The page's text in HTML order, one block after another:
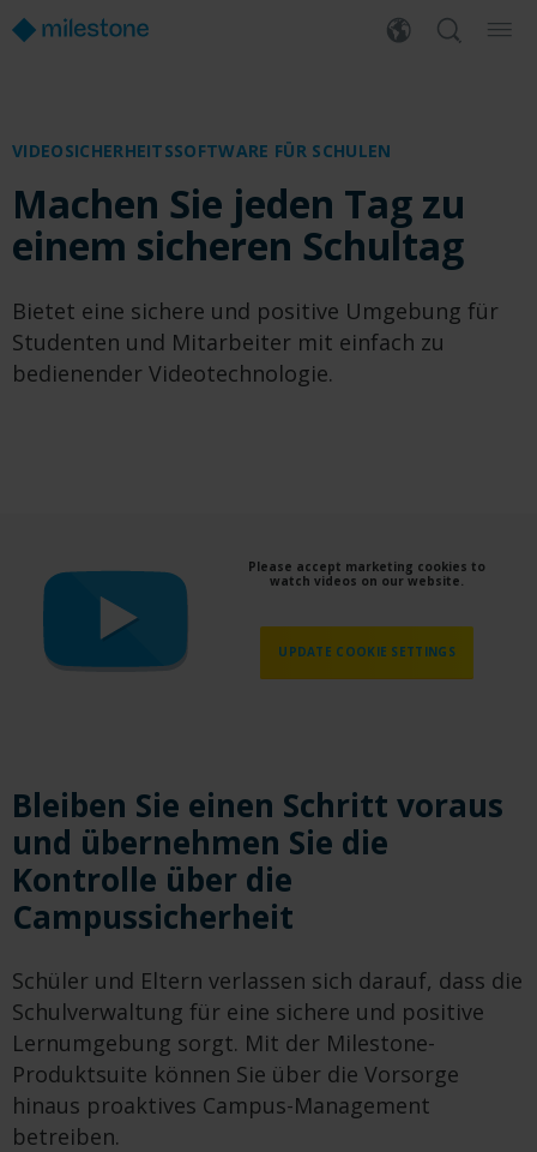
VIDEOSICHERHEITSSOFTWARE FÜR SCHULEN
Machen Sie jeden Tag zu
einem sicheren Schultag
Bietet eine sichere und positive Umgebung für
Studenten und Mitarbeiter mit einfach zu
bedienender Videotechnologie.
Please accept marketing cookies to
watch videos on our website.
UPDATE COOKIE SETTINGS
Bleiben Sie einen Schritt voraus
und übernehmen Sie die
Kontrolle über die
Campussicherheit
Schüler und Eltern verlassen sich darauf, dass die
Schulverwaltung für eine sichere und positive
Lernumgebung sorgt. Mit der Milestone-
Produktsuite können Sie über die Vorsorge
hinaus proaktives Campus-Management
betreiben.